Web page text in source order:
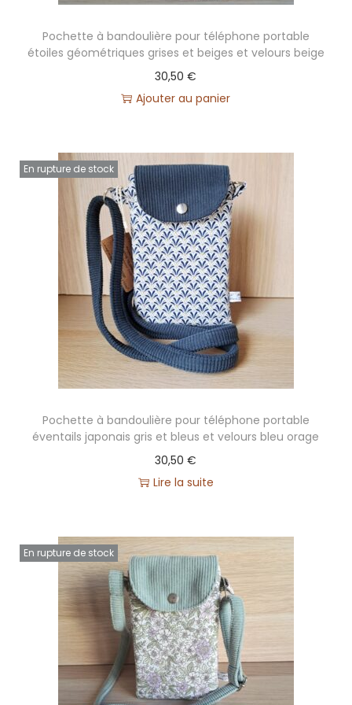
Pochette à bandoulière pour téléphone portable
étoiles géométriques grises et beiges et velours beige
30,50€
Ajouter au panier
En rupture de stock
Pochette à bandoulière pour téléphone portable
éventails japonais gris et bleus et velours bleu orage
30,50€
Lire la suite
En rupture de stock